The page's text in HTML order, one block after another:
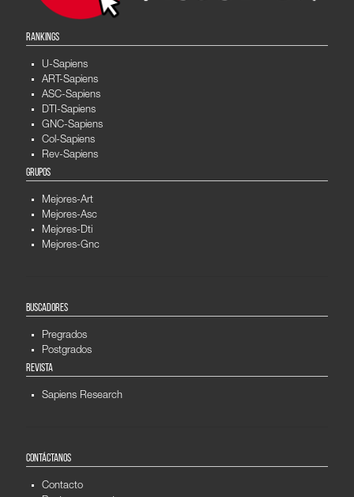
RANKINGS
U-Sapiens
ART-Sapiens
ASC-Sapiens
DTI-Sapiens
GNC-Sapiens
Col-Sapiens
Rev-Sapiens
GRUPOS
Mejores-Art
Mejores-Asc
Mejores-Dti
Mejores-Gnc
BUSCADORES
Pregrados
Postgrados
REVISTA
Sapiens Research
CONTÁCTANOS
Contacto